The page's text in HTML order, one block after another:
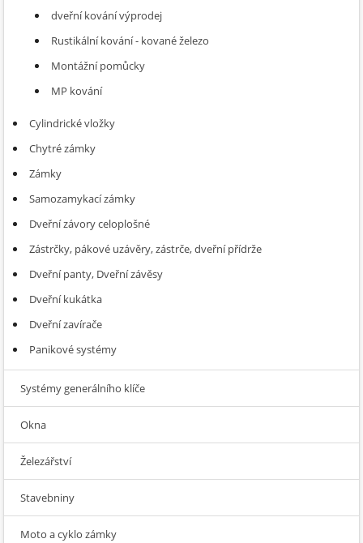
dveřní kování výprodej
Rustikální kování - kované železo
Montážní pomůcky
MP kování
Cylindrické vložky
Chytré zámky
Zámky
Samozamykací zámky
Dveřní závory celoplošné
Zástrčky, pákové uzávěry, zástrče, dveřní přídrže
Dveřní panty, Dveřní závěsy
Dveřní kukátka
Dveřní zavírače
Panikové systémy
Systémy generálního klíče
Okna
Železářství
Stavebniny
Moto a cyklo zámky